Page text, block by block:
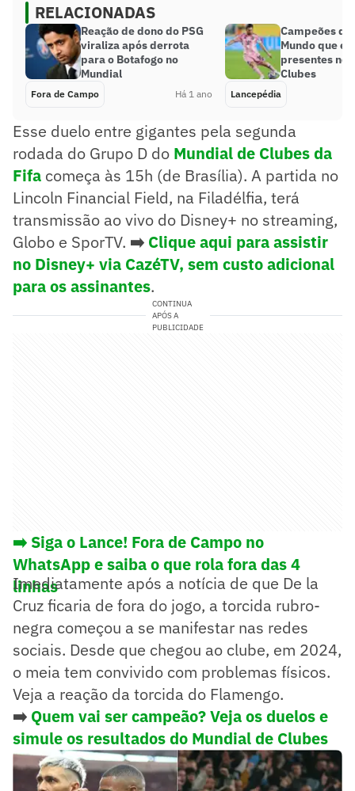
RELACIONADAS
Reação de dono do PSG
viraliza após derrota
para o Botafogo no
Mundial
Fora de Campo Há 1 ano
Campeões da
Mundo que
presentes no
Clubes
Lancepédia
Esse duelo entre gigantes pela segunda
rodada do Grupo D do Mundial de Clubes da
Fifa começa às 15h (de Brasília). A partida no
Lincoln Financial Field, na Filadélfia, terá
transmissão ao vivo do Disney+ no streaming,
Globo e SporTV. ➡️ Clique aqui para assistir
no Disney+ via CazéTV, sem custo adicional
para os assinantes.
CONTINUA
APÓS A
PUBLICIDADE
➡️ Siga o Lance! Fora de Campo no
WhatsApp e saiba o que rola fora das 4
linhas
Imediatamente após a notícia de que De la
Cruz ficaria de fora do jogo, a torcida rubro-
negra começou a se manifestar nas redes
sociais. Desde que chegou ao clube, em 2024,
o meia tem convivido com problemas físicos.
Veja a reação da torcida do Flamengo.
➡️ Quem vai ser campeão? Veja os duelos e
simule os resultados do Mundial de Clubes